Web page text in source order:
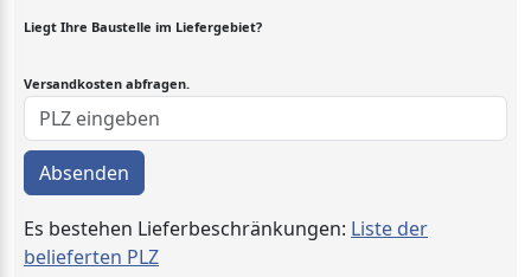
Liegt Ihre Baustelle im Liefergebiet?
Versandkosten abfragen.
Absenden
Es bestehen Lieferbeschränkungen: Liste der
belieferten PLZ